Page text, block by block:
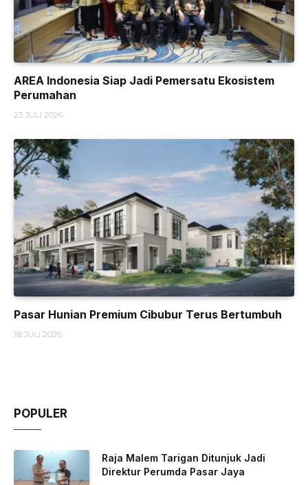
AREA Indonesia Siap Jadi Pemersatu Ekosistem
Perumahan
23 JULI 2026
Pasar Hunian Premium Cibubur Terus Bertumbuh
18 JULI 2026
POPULER
Raja Malem Tarigan Ditunjuk Jadi
Direktur Perumda Pasar Jaya